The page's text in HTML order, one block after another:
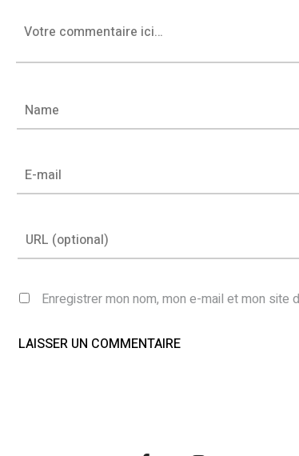
Enregistrer mon nom, mon e-mail et mon site